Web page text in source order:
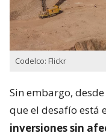
Codelco: Flickr
Sin embargo,
que el desafío está
inversiones sin